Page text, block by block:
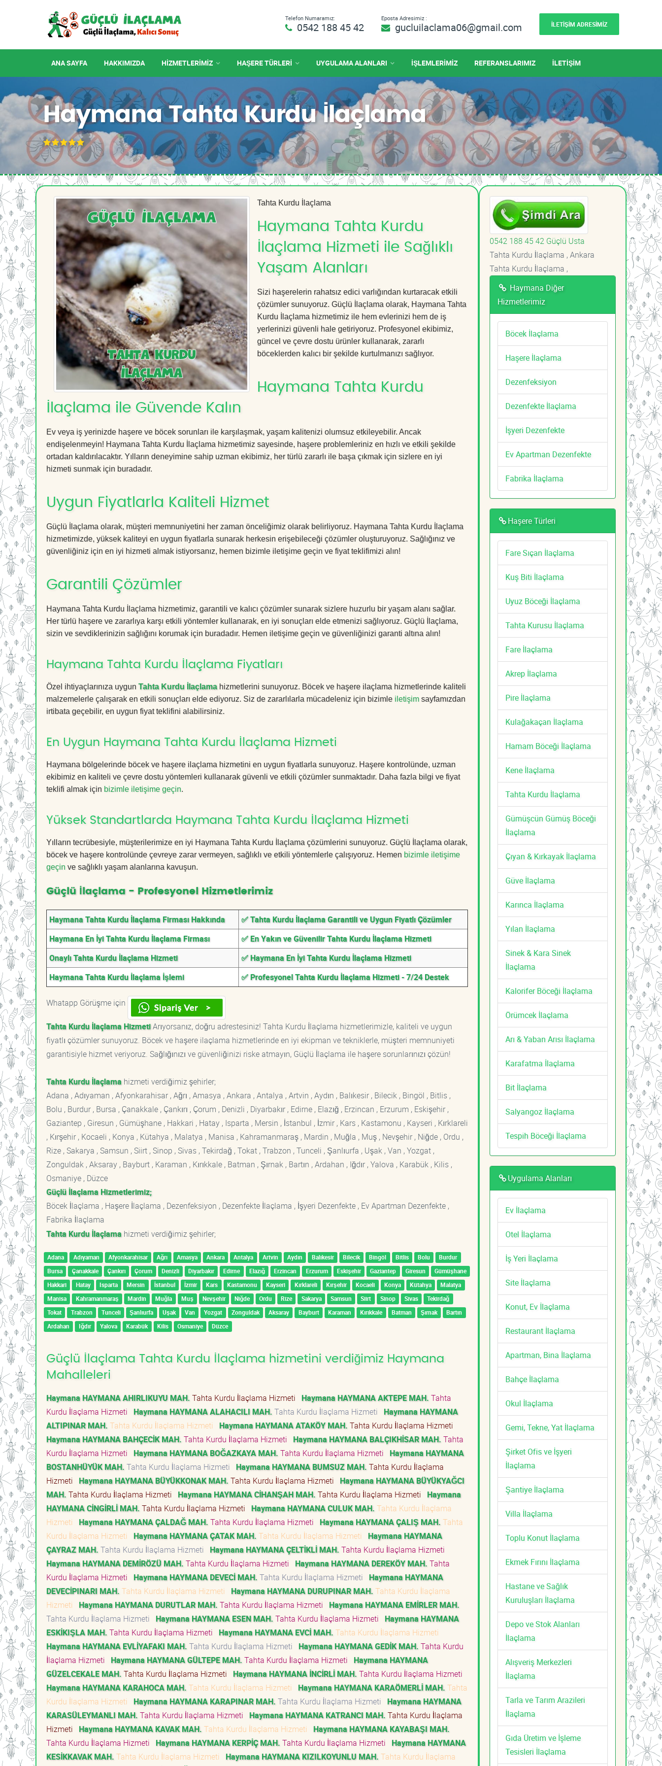
Telefon Numaramız:
0542 188 45 42
Eposta Adresimiz :
gucluilaclama06@gmail.com İLETİŞİM ADRESİMİZ
ANA SAYFA HAKKIMIZDA HIZMETLERIMIZ HAŞERE TÜRLERİ UYGULAMA ALANLARI İŞLEMLERİMİZ REFERANSLARIMIZ İLETİŞİM
Haymana Tahta Kurdu İlaçlama
Tahta Kurdu İlaçlama
Haymana Tahta Kurdu
İlaçlama Hizmeti ile Sağlıklı
Yaşam Alanları
Sizi haşerelerin rahatsız edici varlığından kurtaracak etkili
çözümler sunuyoruz. Güçlü İlaçlama olarak, Haymana Tahta
Kurdu İlaçlama hizmetimiz ile hem evlerinizi hem de iş
yerlerinizi güvenli hale getiriyoruz. Profesyonel ekibimiz,
güncel ve çevre dostu ürünler kullanarak, zararlı
böceklerden kalıcı bir şekilde kurtulmanızı sağlıyor.
Haymana Tahta Kurdu
İlaçlama ile Güvende Kalın
Ev veya iş yerinizde haşere ve böcek sorunları ile karşılaşmak, yaşam kalitenizi olumsuz etkileyebilir. Ancak
endişelenmeyin! Haymana Tahta Kurdu İlaçlama hizmetimiz sayesinde, haşere problemleriniz en hızlı ve etkili şekilde
ortadan kaldırılacaktır. Yılların deneyimine sahip uzman ekibimiz, her türlü zararlı ile başa çıkmak için sizlere en iyi
hizmeti sunmak için buradadır.
Uygun Fiyatlarla Kaliteli Hizmet
Güçlü İlaçlama olarak, müşteri memnuniyetini her zaman önceliğimiz olarak belirliyoruz. Haymana Tahta Kurdu İlaçlama
hizmetimizde, yüksek kaliteyi en uygun fiyatlarla sunarak herkesin erişebileceği çözümler oluşturuyoruz. Sağlığınız ve
güvenliğiniz için en iyi hizmeti almak istiyorsanız, hemen bizimle iletişime geçin ve fiyat teklifimizi alın!
Garantili Çözümler
Haymana Tahta Kurdu İlaçlama hizmetimiz, garantili ve kalıcı çözümler sunarak sizlere huzurlu bir yaşam alanı sağlar.
Her türlü haşere ve zararlıya karşı etkili yöntemler kullanarak, en iyi sonuçları elde etmenizi sağlıyoruz. Güçlü İlaçlama,
sizin ve sevdiklerinizin sağlığını korumak için buradadır. Hemen iletişime geçin ve güvenliğinizi garanti altına alın!
Haymana Tahta Kurdu İlaçlama Fiyatları
Özel ihtiyaçlarınıza uygun Tahta Kurdu İlaçlamahizmetlerini sunuyoruz. Böcek ve haşere ilaçlama hizmetlerinde kaliteli
malzemelerle çalışarak en etkili sonuçları elde ediyoruz. Siz de zararlılarla mücadeleniz için bizimle iletişim sayfamızdan
irtibata geçebilir, en uygun fiyat teklifini alabilirsiniz.
En Uygun Haymana Tahta Kurdu İlaçlama Hizmeti
Haymana bölgelerinde böcek ve haşere ilaçlama hizmetini en uygun fiyatlarla sunuyoruz. Haşere kontrolünde, uzman
ekibimiz en kaliteli ve çevre dostu yöntemleri kullanarak güvenli ve etkili çözümler sunmaktadır. Daha fazla bilgi ve fiyat
teklifi almak için bizimle iletişime geçin.
Yüksek Standartlarda Haymana Tahta Kurdu İlaçlama Hizmeti
Yılların tecrübesiyle, müşterilerimize en iyi Haymana Tahta Kurdu İlaçlama çözümlerini sunuyoruz. Güçlü İlaçlama olarak,
böcek ve haşere kontrolünde çevreye zarar vermeyen, sağlıklı ve etkili yöntemlerle çalışıyoruz. Hemen bizimle iletişime
geçin ve sağlıklı yaşam alanlarına kavuşun.
Güçlü İlaçlama - Profesyonel Hizmetlerimiz
Haymana Tahta Kurdu İlaçlama Firması Hakkında
✅ Tahta Kurdu İlaçlama Garantili ve Uygun Fiyatlı Çözümler
Haymana En İyi Tahta Kurdu İlaçlama Firması
✅ En Yakın ve Güvenilir Tahta Kurdu İlaçlama Hizmeti
Onaylı Tahta Kurdu İlaçlama Hizmeti
✅ Haymana En İyi Tahta Kurdu İlaçlama Hizmeti
Haymana Tahta Kurdu İlaçlama İşlemi
✅ Profesyonel Tahta Kurdu İlaçlama Hizmeti - 7/24 Destek
Whatapp Görüşme için
Tahta Kurdu İlaçlama HizmetiArıyorsanız, doğru adrestesiniz! Tahta Kurdu İlaçlama hizmetlerimizle, kaliteli ve uygun
fiyatlı çözümler sunuyoruz. Böcek ve haşere ilaçlama hizmetlerinde en iyi ekipman ve tekniklerle, müşteri memnuniyeti
garantisiyle hizmet veriyoruz. Sağlığınızı ve güvenliğinizi riske atmayın, Güçlü İlaçlama ile haşere sorunlarınızı çözün!
Tahta Kurdu İlaçlama hizmeti verdiğimiz şehirler;
Adana , Adıyaman , Afyonkarahisar , Ağrı , Amasya , Ankara , Antalya , Artvin , Aydın , Balıkesir , Bilecik , Bingöl , Bitlis ,
Bolu , Burdur , Bursa , Çanakkale , Çankırı , Çorum , Denizli , Diyarbakır , Edirne , Elazığ , Erzincan , Erzurum , Eskişehir ,
Gaziantep , Giresun , Gümüşhane , Hakkari , Hatay , Isparta , Mersin , İstanbul , İzmir , Kars , Kastamonu , Kayseri , Kırklareli
, Kırşehir , Kocaeli , Konya , Kütahya , Malatya , Manisa , Kahramanmaraş , Mardin , Muğla , Muş , Nevşehir , Niğde , Ordu ,
Rize , Sakarya , Samsun , Siirt , Sinop , Sivas , Tekirdağ , Tokat , Trabzon , Tunceli , Şanlıurfa , Uşak , Van , Yozgat ,
Zonguldak , Aksaray , Bayburt , Karaman , Kırıkkale , Batman , Şırnak , Bartın , Ardahan , Iğdır , Yalova , Karabük , Kilis ,
Osmaniye , Düzce
Güçlü İlaçlama Hizmetlerimiz;
Böcek İlaçlama , Haşere İlaçlama , Dezenfeksiyon , Dezenfekte İlaçlama , İşyeri Dezenfekte , Ev Apartman Dezenfekte ,
Fabrika İlaçlama
Tahta Kurdu İlaçlama hizmeti verdiğimiz şehirler;
Adana Adıyaman Afyonkarahisar Ağrı Amasya Ankara Antalya Artvin Aydın Balıkesir Bilecik Bingöl Bitlis Bolu
Burdur
Bursa
Çanakkale Çankırı Çorum Denizli Diyarbakır Edirne Elazığ Erzincan Erzurum Eskişehir Gaziantep Giresun
Gümüşhane
Hakkari
Hatay Isparta Mersin İstanbul İzmir Kars Kastamonu Kayseri Kırklareli Kırşehir Kocaeli Konya Kütahya
Malatya
Manisa
Kahramanmaraş Mardin Muğla Muş Nevşehir Niğde Ordu Rize Sakarya Samsun Siirt Sinop Sivas
Tekirdağ
Tokat
Trabzon Tunceli Şanlıurfa Uşak Van Yozgat Zonguldak Aksaray Bayburt Karaman Kırıkkale Batman Şırnak
Bartın
Ardahan
Iğdır Yalova Karabük Kilis Osmaniye Düzce
Güçlü İlaçlama Tahta Kurdu İlaçlama hizmetini verdiğimiz Haymana
Mahalleleri
Haymana HAYMANA AHIRLIKUYU MAH. Tahta Kurdu İlaçlama Hizmeti Haymana HAYMANA AKTEPE MAH. Tahta
Kurdu İlaçlama Hizmeti
Haymana HAYMANA ALAHACILI MAH. Tahta Kurdu İlaçlama Hizmeti
Haymana HAYMANA
ALTIPINAR MAH. Tahta Kurdu İlaçlama Hizmeti Haymana HAYMANA ATAKÖY MAH. Tahta Kurdu İlaçlama Hizmeti
Haymana HAYMANA BAHÇECİK MAH. Tahta Kurdu İlaçlama Hizmeti Haymana HAYMANA BALÇIKHİSAR MAH. Tahta
Kurdu İlaçlama Hizmeti
Haymana HAYMANA BOĞAZKAYA MAH. Tahta Kurdu İlaçlama Hizmeti
Haymana HAYMANA
BOSTANHÜYÜK MAH. Tahta Kurdu İlaçlama Hizmeti Haymana HAYMANA BUMSUZ MAH. Tahta Kurdu İlaçlama
Hizmeti
Haymana HAYMANA BÜYÜKKONAK MAH. Tahta Kurdu İlaçlama Hizmeti
Haymana HAYMANA BÜYÜKYAĞCI
MAH. Tahta Kurdu İlaçlama Hizmeti Haymana HAYMANA CİHANŞAH MAH. Tahta Kurdu İlaçlama Hizmeti
Haymana
HAYMANA CİNGİRLİ MAH. Tahta Kurdu İlaçlama Hizmeti Haymana HAYMANA CULUK MAH. Tahta Kurdu İlaçlama
Hizmeti
Haymana HAYMANA ÇALDAĞ MAH. Tahta Kurdu İlaçlama Hizmeti Haymana HAYMANA ÇALIŞ MAH. Tahta
Kurdu İlaçlama Hizmeti
Haymana HAYMANA ÇATAK MAH. Tahta Kurdu İlaçlama Hizmeti
Haymana HAYMANA
ÇAYRAZ MAH. Tahta Kurdu İlaçlama Hizmeti Haymana HAYMANA ÇELTİKLİ MAH. Tahta Kurdu İlaçlama Hizmeti
Haymana HAYMANA DEMİRÖZÜ MAH. Tahta Kurdu İlaçlama Hizmeti Haymana HAYMANA DEREKÖY MAH. Tahta
Kurdu İlaçlama Hizmeti
Haymana HAYMANA DEVECİ MAH. Tahta Kurdu İlaçlama Hizmeti
Haymana HAYMANA
DEVECİPINARI MAH. Tahta Kurdu İlaçlama Hizmeti Haymana HAYMANA DURUPINAR MAH. Tahta Kurdu İlaçlama
Hizmeti
Haymana HAYMANA DURUTLAR MAH. Tahta Kurdu İlaçlama Hizmeti
Haymana HAYMANA EMİRLER MAH.
Tahta Kurdu İlaçlama Hizmeti
Haymana HAYMANA ESEN MAH. Tahta Kurdu İlaçlama Hizmeti
Haymana HAYMANA
ESKİKIŞLA MAH. Tahta Kurdu İlaçlama Hizmeti Haymana HAYMANA EVCİ MAH. Tahta Kurdu İlaçlama Hizmeti
Haymana HAYMANA EVLİYAFAKI MAH. Tahta Kurdu İlaçlama Hizmeti Haymana HAYMANA GEDİK MAH. Tahta Kurdu
İlaçlama Hizmeti
Haymana HAYMANA GÜLTEPE MAH. Tahta Kurdu İlaçlama Hizmeti
Haymana HAYMANA
GÜZELCEKALE MAH. Tahta Kurdu İlaçlama Hizmeti Haymana HAYMANA İNCİRLİ MAH. Tahta Kurdu İlaçlama Hizmeti
Haymana HAYMANA KARAHOCA MAH. Tahta Kurdu İlaçlama Hizmeti Haymana HAYMANA KARAÖMERLİ MAH. Tahta
Kurdu İlaçlama Hizmeti
Haymana HAYMANA KARAPINAR MAH. Tahta Kurdu İlaçlama Hizmeti
Haymana HAYMANA
KARASÜLEYMANLI MAH. Tahta Kurdu İlaçlama Hizmeti Haymana HAYMANA KATRANCI MAH. Tahta Kurdu İlaçlama
Hizmeti
Haymana HAYMANA KAVAK MAH. Tahta Kurdu İlaçlama Hizmeti
Haymana HAYMANA KAYABAŞI MAH.
Tahta Kurdu İlaçlama Hizmeti
Haymana HAYMANA KERPİÇ MAH. Tahta Kurdu İlaçlama Hizmeti
Haymana HAYMANA
KESİKKAVAK MAH. Tahta Kurdu İlaçlama Hizmeti Haymana HAYMANA KIZILKOYUNLU MAH. Tahta Kurdu İlaçlama
0542 188 45 42 Güçlü Usta
Tahta Kurdu İlaçlama , Ankara
Tahta Kurdu İlaçlama ,
Haymana Diğer
Hizmetlerimiz
Böcek İlaçlama
Haşere İlaçlama
Dezenfeksiyon
Dezenfekte İlaçlama
İşyeri Dezenfekte
Ev Apartman Dezenfekte
Fabrika İlaçlama
Haşere Türleri
Fare Sıçan İlaçlama
Kuş Biti İlaçlama
Uyuz Böceği İlaçlama
Tahta Kurusu İlaçlama
Fare İlaçlama
Akrep İlaçlama
Pire İlaçlama
Kulağakaçan İlaçlama
Hamam Böceği İlaçlama
Kene İlaçlama
Tahta Kurdu İlaçlama
Gümüşcün Gümüş Böceği
İlaçlama
Çıyan & Kırkayak İlaçlama
Güve İlaçlama
Karınca İlaçlama
Yılan İlaçlama
Sinek & Kara Sinek
İlaçlama
Kalorifer Böceği İlaçlama
Örümcek İlaçlama
Arı & Yaban Arısı İlaçlama
Karafatma İlaçlama
Bit İlaçlama
Salyangoz İlaçlama
Tespih Böceği İlaçlama
Uygulama Alanları
Ev İlaçlama
Otel İlaçlama
İş Yeri İlaçlama
Site İlaçlama
Konut, Ev İlaçlama
Restaurant İlaçlama
Apartman, Bina İlaçlama
Bahçe İlaçlama
Okul İlaçlama
Gemi, Tekne, Yat İlaçlama
Şirket Ofis ve İşyeri
İlaçlama
Şantiye İlaçlama
Villa İlaçlama
Toplu Konut İlaçlama
Ekmek Fırını İlaçlama
Hastane ve Sağlık
Kuruluşları İlaçlama
Depo ve Stok Alanları
İlaçlama
Alışveriş Merkezleri
İlaçlama
Tarla ve Tarım Arazileri
İlaçlama
Gıda Üretim ve İşleme
Tesisleri İlaçlama